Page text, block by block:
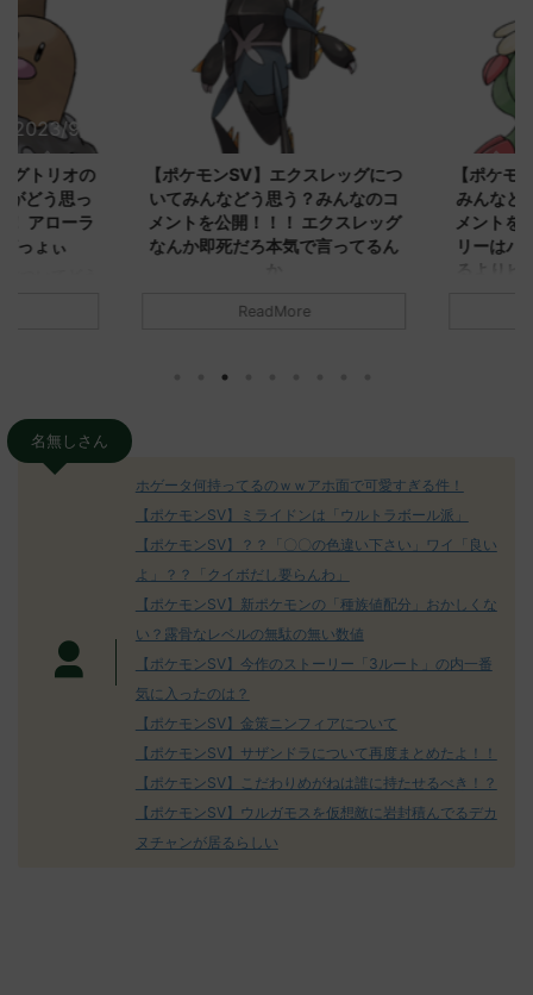
2023/9/8
トリオの
どう思っ
アローラ
っょぃ
リージョ
ただダグト
れたウミト
【ポケモンSV】エクスレッグにつ
いてみんなどう思う？みんなのコ
メントを公開！！！ エクスレッグ
なんか即死だろ本気で言ってるん
う思ってる？ 初めの記事 元のス
ッグヘルムかっこいいから助かる 名
決めた！ (ﾜｯﾁｮｲW b524-NwUu)
2023/06/28(水 ...
ReadMore
【ポケモ
みんなど
メントを
リーはバ
るよりビ
たラウドボ
しさん0624
名無しさん
ホゲータ何持ってるのｗｗアホ面で可愛すぎる件！
【ポケモンSV】ミライドンは「ウルトラボール派」
【ポケモンSV】？？「〇〇の色違い下さい」ワイ「良い
よ」？？「クイボだし要らんわ」
【ポケモンSV】新ポケモンの「種族値配分」おかしくな
い？露骨なレベルの無駄の無い数値
【ポケモンSV】今作のストーリー「3ルート」の内一番
気に入ったのは？
【ポケモンSV】金策ニンフィアについて
【ポケモンSV】サザンドラについて再度まとめたよ！！
【ポケモンSV】こだわりめがねは誰に持たせるべき！？
【ポケモンSV】ウルガモスを仮想敵に岩封積んでるデカ
ヌチャンが居るらしい